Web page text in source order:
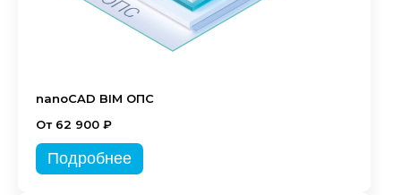
nanoCAD BIM ОПС
От 62 900 ₽
Подробнее